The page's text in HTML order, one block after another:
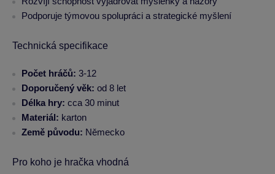
Podporuje týmovou spolupráci a strategické myšlení
Technická specifikace
Počet hráčů: 3-12
Doporučený věk: od 8 let
Délka hry: cca 30 minut
Materiál: karton
Země původu: Německo
Pro koho je hračka vhodná